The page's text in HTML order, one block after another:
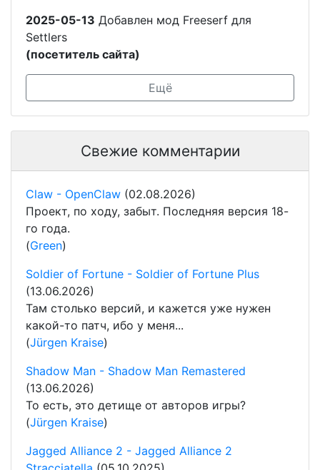
2025-05-13 Добавлен мод Freeserf для
Settlers
(посетитель сайта)
Ещё
Свежие комментарии
Claw - OpenClaw (02.08.2026)
Проект, по ходу, забыт. Последняя версия 18-
го года.
(Green)
Soldier of Fortune - Soldier of Fortune Plus
(13.06.2026)
Там столько версий, и кажется уже нужен
какой-то патч, ибо у меня...
(Jürgen Kraise)
Shadow Man - Shadow Man Remastered
(13.06.2026)
То есть, это детище от авторов игры?
(Jürgen Kraise)
Jagged Alliance 2 - Jagged Alliance 2